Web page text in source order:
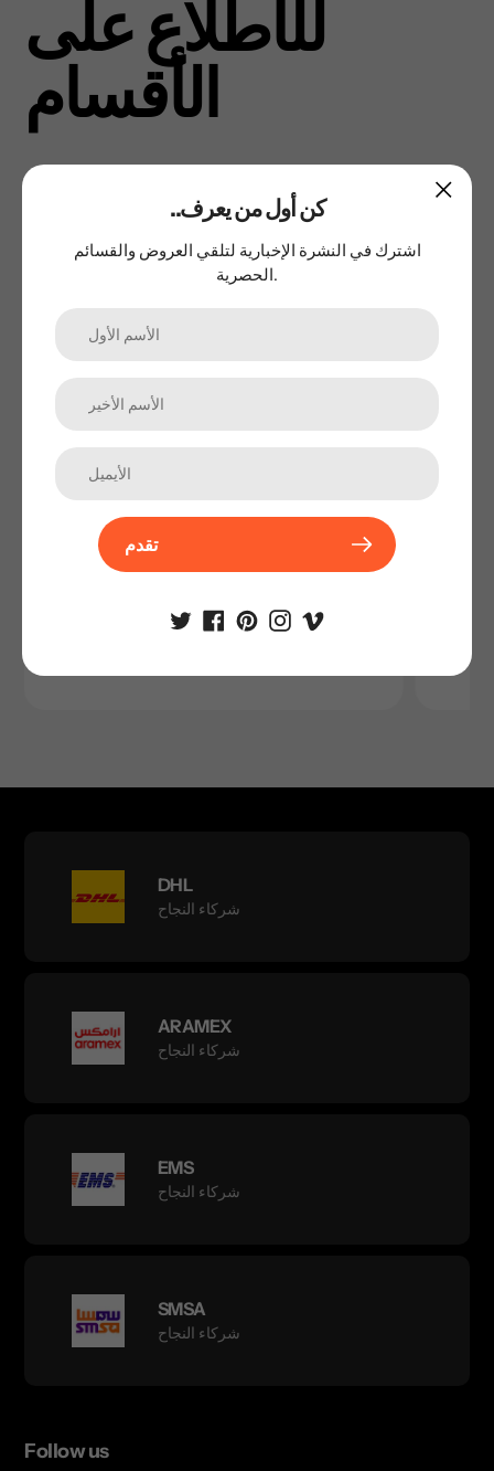
للأطلاع على
الأقسام
DHL
شركاء النجاح
ARAMEX
شركاء النجاح
EMS
شركاء النجاح
SMSA
شركاء النجاح
Follow us
..كن أول من يعرف
اشترك في النشرة الإخبارية لتلقي العروض والقسائم
الحصرية.
تقدم